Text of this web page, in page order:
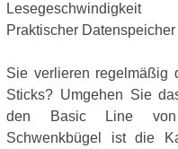
Lesegeschwindigkeit
Praktischer
Sie verlieren regelmäßig
Sticks? Umgehen Sie
den Basic Line von
Schwenkbügel ist die